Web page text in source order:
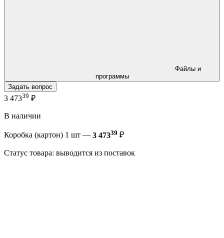
программы
Задать вопрос
3 47339 ₽
В наличии
Коробка (картон) 1 шт — 3 47339 ₽
Статус товара: выводится из поставок